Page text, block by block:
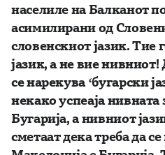
населиле на Балканот
асимилирани од
словенскиот јазик. Тие
јазик, а не вие
се нарекува ‘бугарски
некако успеаја нивната
Бугарија, а нивниот
сметаат дека треба да